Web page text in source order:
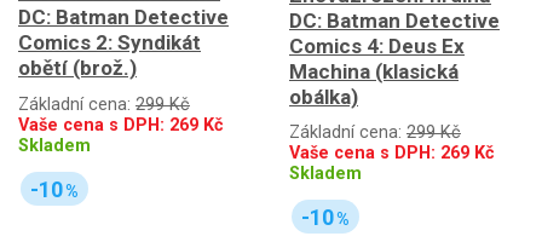
DC: Batman Detective
Comics 2: Syndikát
obětí (brož.)
Základní cena: 299 Kč
Vaše cena s DPH: 269 Kč
Skladem
-10%
DC: Batman Detective
Comics 4: Deus Ex
Machina (klasická
obálka)
Základní cena: 299 Kč
Vaše cena s DPH: 269 Kč
Skladem
-10%